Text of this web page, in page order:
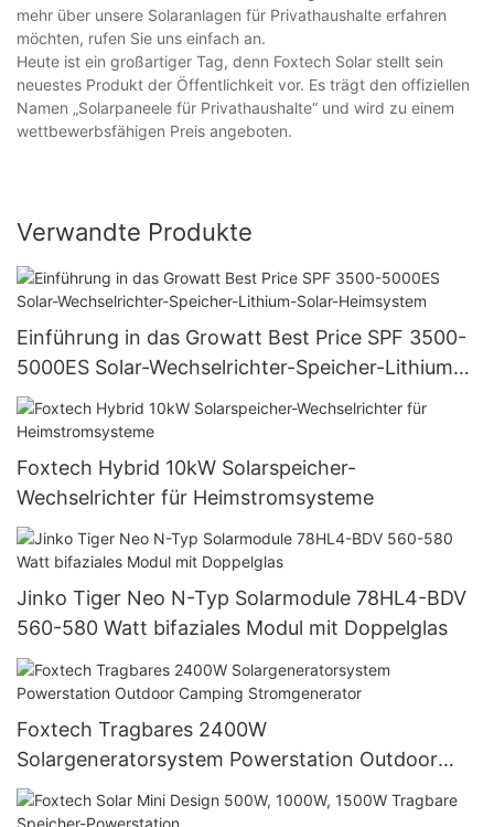
mehr über unsere Solaranlagen für Privathaushalte erfahren
möchten, rufen Sie uns einfach an.
Heute ist ein großartiger Tag, denn Foxtech Solar stellt sein
neuestes Produkt der Öffentlichkeit vor. Es trägt den offiziellen
Namen „Solarpaneele für Privathaushalte“ und wird zu einem
wettbewerbsfähigen Preis angeboten.
Verwandte Produkte
Einführung in das Growatt Best Price SPF 3500-
5000ES Solar-Wechselrichter-Speicher-Lithium-
Solar-Heimsystem
Foxtech Hybrid 10kW Solarspeicher-
Wechselrichter für Heimstromsysteme
Jinko Tiger Neo N-Typ Solarmodule 78HL4-BDV
560-580 Watt bifaziales Modul mit Doppelglas
Foxtech Tragbares 2400W
Solargeneratorsystem Powerstation Outdoor
Camping Stromgenerator